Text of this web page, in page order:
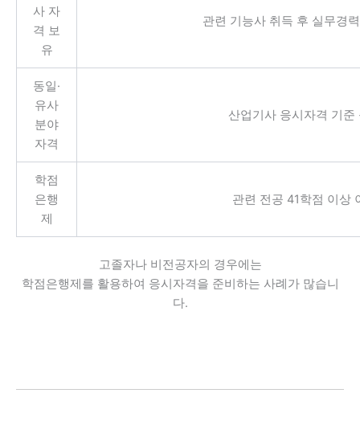
사 자
격 보
유
관련 기능사 취득 후 실무경
동일·
유사
분야
자격
산업기사 응시자격 기준
학점
은행
제
관련 전공 41학점 이상
고졸자나 비전공자의 경우에는
학점은행제를 활용하여 응시자격을 준비하는 사례가 많습니
다.